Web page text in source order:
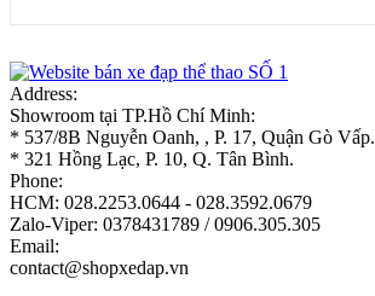
Address:
Showroom tại TP.Hồ Chí Minh:
* 537/8B Nguyễn Oanh, , P. 17, Quận Gò Vấp.
* 321 Hồng Lạc, P. 10, Q. Tân Bình.
Phone:
HCM: 028.2253.0644 - 028.3592.0679
Zalo-Viper: 0378431789 / 0906.305.305
Email:
contact@shopxedap.vn